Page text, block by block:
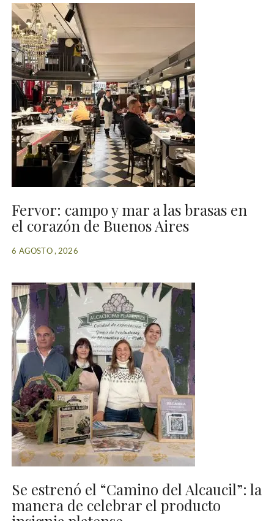
Fervor: campo y mar a las brasas en
el corazón de Buenos Aires
6 AGOSTO , 2026
Se estrenó el “Camino del Alcaucil”: la
manera de celebrar el producto